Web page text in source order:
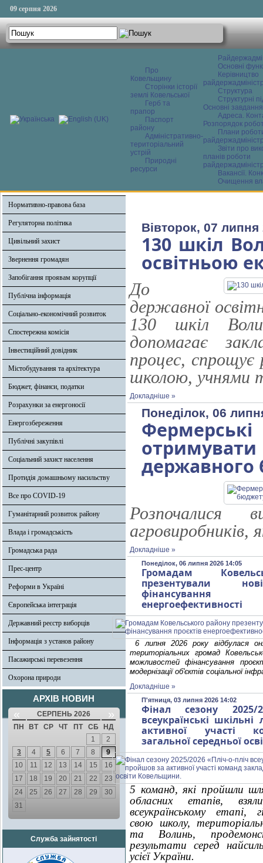
09 серпня 2026
Про
Ковельщину
Сторінки історії
землі Ковельської
Герб та
прапор
Паспорт
району
Адміністративно-
територіальний
устрій
Природні
ресурси
Основні
Керівництво
Структура
Структурні
Основні завдання
Адреса.
Розпорядок
Плани
Звіти про
планів роботи
Вакансії.
Очищення
Нормативно-правова база
Регуляторна політика
Цивільний захист
Звернення громадян
Запобігання проявам корупції
Публічна інформація
Соціально-економічний розвиток
Спостережна комісія
Інвестиційний довідник
Містобудування та архітектура
Бюджет, фінанси, податки
Розрахунки за енергоносії
Енергозбереження
Публічні закупівлі
Соціальний захист населення
Протидія домашньому насильству
Все про COVID-19
Гуманітарний розвиток району
Влада і громадськість
Громадська рада
Прес-центр
Реформи в Україні
Європейська інтеграція
Державний реєстр виборців
Інформація з установ району
Пасажирські перевезення
Охорона природи
АРХІВ НОВИН
« СЕРПЕНЬ 2026 »
ПН ВТ СР ЧТ ПТ СБ
НД
1
2
3
4 5 6 7 8
9
10
11 12 13 14 15
16
17
18 19 20 21 22
23
24
25 26 27 28 29
30
31
Служба зайнятості
Вівторок, 07 липня
130 шкіл
освітньою
До
державної
130 шкіл
допомагає
процес, спрощує
школою, учнями
Докладніше »
Понеділок, 06
отримувати
державного
Розпочалися
Докладніше »
Понеділок, 06 липня 2026 14:05
Громадам
презентували
енергоефективності
6 липня 2026 року відбулася
територіальних громад
можливостей фінансування
модернізації об'єктів соціальної
Докладніше »
П'ятниця, 03 липня 2026 14:02
Фінал сезону 2025/
всеукраїнські
активної участі
загальної середньої
5 команд, які пройшли
обласних етапів,
всеукраїнському етапі,
свою школу,
та Волинь,
результати серед
усієї України.